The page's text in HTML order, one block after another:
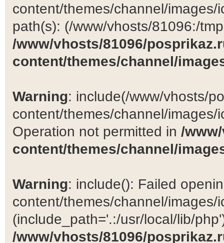
content/themes/channel/
path(s): (/www/vhosts/81096:/
/www/vhosts/81096/
content/themes/channel/
Warning: include(/www/vhosts/
content/themes/channel/
Operation not permitted in /
content/themes/channel/
Warning: include(): Failed
content/themes/channel/images/
(include_path='.:/usr/local/lib/
/www/vhosts/81096/